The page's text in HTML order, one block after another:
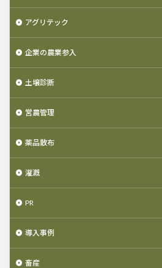
アグリテック
企業の農業参入
土壌診断
営農管理
薬品散布
灌漑
PR
導入事例
畜産